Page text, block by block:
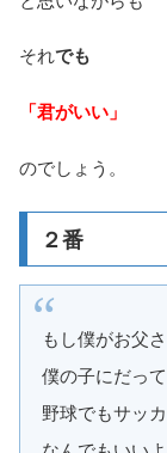
それでも
「君がいい」
のでしょう。
２番
もし僕がお父
僕の子にだっ
野球でもサッ